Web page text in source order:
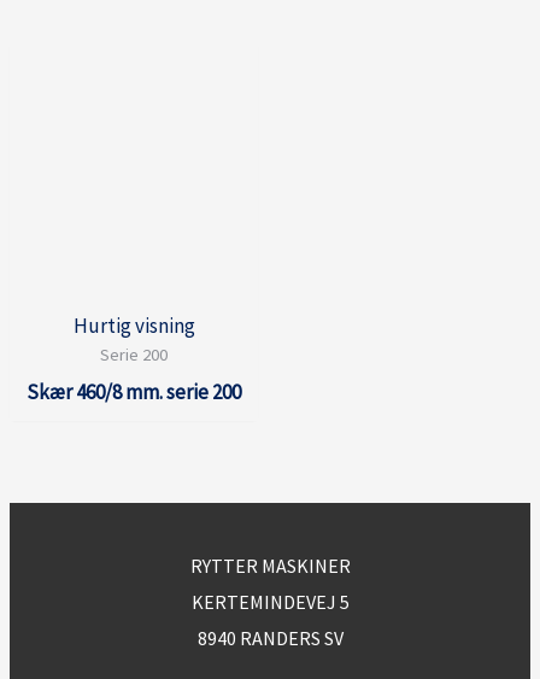
Hurtig visning
Serie 200
Skær 460/8 mm. serie 200
RYTTER MASKINER
KERTEMINDEVEJ 5
8940 RANDERS SV